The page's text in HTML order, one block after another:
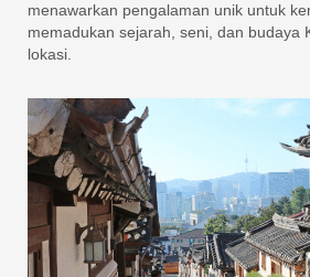
menawarkan pengalaman unik untuk
memadukan sejarah, seni, dan budaya
lokasi.